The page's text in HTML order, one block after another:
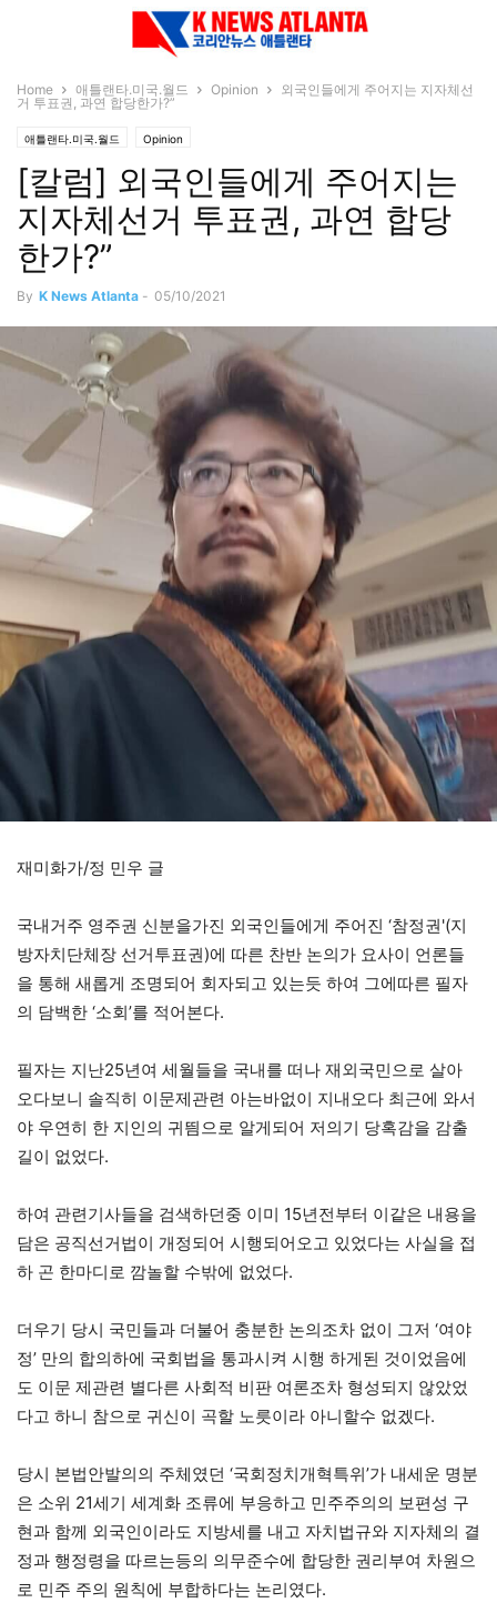
Home 애틀랜타.미국.월드 Opinion
외국인들에게 주어지는 지자체선
거 투표권, 과연 합당한가?”
애틀랜타.미국.월드 Opinion
[칼럼] 외국인들에게 주어지는
지자체선거 투표권, 과연 합당
한가?”
By K News Atlanta - 05/10/2021
재미화가/정 민우 글
국내거주 영주권 신분을가진 외국인들에게 주어진 ‘참정권'(지
방자치단체장 선거투표권)에 따른 찬반 논의가 요사이 언론들
을 통해 새롭게 조명되어 회자되고 있는듯 하여 그에따른 필자
의 담백한 ‘소회’를 적어본다.
필자는 지난25년여 세월들을 국내를 떠나 재외국민으로 살아
오다보니 솔직히 이문제관련 아는바없이 지내오다 최근에 와서
야 우연히 한 지인의 귀띔으로 알게되어 저의기 당혹감을 감출
길이 없었다.
하여 관련기사들을 검색하던중 이미 15년전부터 이같은 내용을
담은 공직선거법이 개정되어 시행되어오고 있었다는 사실을 접
하 곤 한마디로 깜놀할 수밖에 없었다.
더우기 당시 국민들과 더불어 충분한 논의조차 없이 그저 ‘여야
정’ 만의 합의하에 국회법을 통과시켜 시행 하게된 것이었음에
도 이문 제관련 별다른 사회적 비판 여론조차 형성되지 않았었
다고 하니 참으로 귀신이 곡할 노릇이라 아니할수 없겠다.
당시 본법안발의의 주체였던 ‘국회정치개혁특위’가 내세운 명분
은 소위 21세기 세계화 조류에 부응하고 민주주의의 보편성 구
현과 함께 외국인이라도 지방세를 내고 자치법규와 지자체의 결
정과 행정령을 따르는등의 의무준수에 합당한 권리부여 차원으
로 민주 주의 원칙에 부합하다는 논리였다.